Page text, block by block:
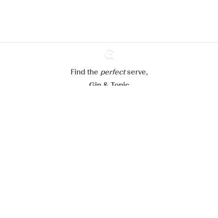
Ginventory
Find the perfectserve,
Gin & Tonic